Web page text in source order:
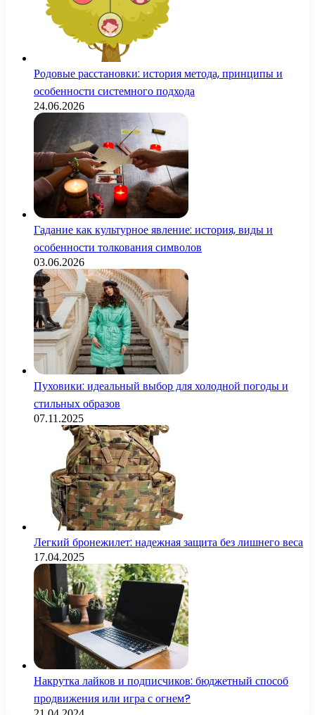
Родовые расстановки: история метода, принципы и
особенности системного подхода
24.06.2026
Гадание как культурное явление: история, виды и
особенности толкования символов
03.06.2026
Пуховики: идеальный выбор для холодной погоды и
стильных образов
07.11.2025
Легкий бронежилет: надежная защита без лишнего веса
17.04.2025
Накрутка лайков и подписчиков: бюджетный способ
продвижения или игра с огнем?